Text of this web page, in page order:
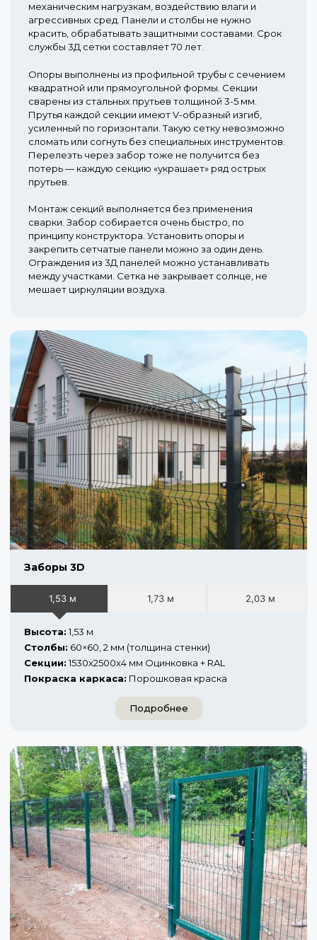
механическим нагрузкам, воздействию влаги и
агрессивных сред. Панели и столбы не нужно
красить, обрабатывать защитными составами. Срок
службы 3Д сетки составляет 70 лет.
Опоры выполнены из профильной трубы с сечением
квадратной или прямоугольной формы. Секции
сварены из стальных прутьев толщиной 3-5 мм.
Прутья каждой секции имеют V-образный изгиб,
усиленный по горизонтали. Такую сетку невозможно
сломать или согнуть без специальных инструментов.
Перелезть через забор тоже не получится без
потерь — каждую секцию «украшает» ряд острых
прутьев.
Монтаж секций выполняется без применения
сварки. Забор собирается очень быстро, по
принципу конструктора. Установить опоры и
закрепить сетчатые панели можно за один день.
Ограждения из 3Д панелей можно устанавливать
между участками. Сетка не закрывает солнце, не
мешает циркуляции воздуха.
Заборы 3D
1,53 м 1,73 м 2,03 м
Высота:1,53 м
Столбы: 60×60, 2 мм (толщина стенки)
Секции:1530x2500x4 мм Оцинковка + RAL
Покраска каркаса: Порошковая краска
Подробнее